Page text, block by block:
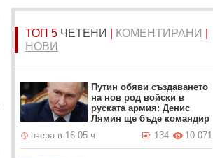
ТОП 5 ЧЕТЕНИ КОМЕНТИРАНИ
НОВИ
Путин обяви създаването
на нов род войски в
руската армия: Денис
Лямин ще бъде командир
вчера в 16:05 ч.
10 071
134